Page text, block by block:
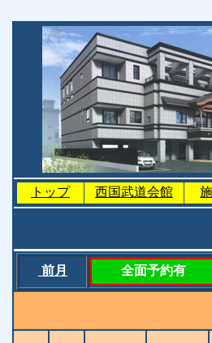
トップ 西国武道会館
前月 全面予約有